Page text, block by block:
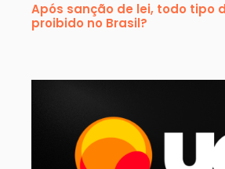
Após sanção de lei, todo tipo
proibido no Brasil?